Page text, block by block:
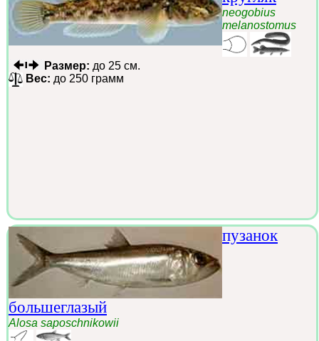
neogobius
melanostomus
Размер: до 25 см.
Вес: до 250 грамм
пузанок
большеглазый
Alosa saposchnikowii